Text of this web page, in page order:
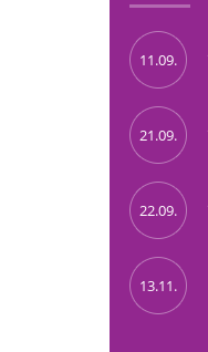
11.09.
21.09.
22.09.
13.11.